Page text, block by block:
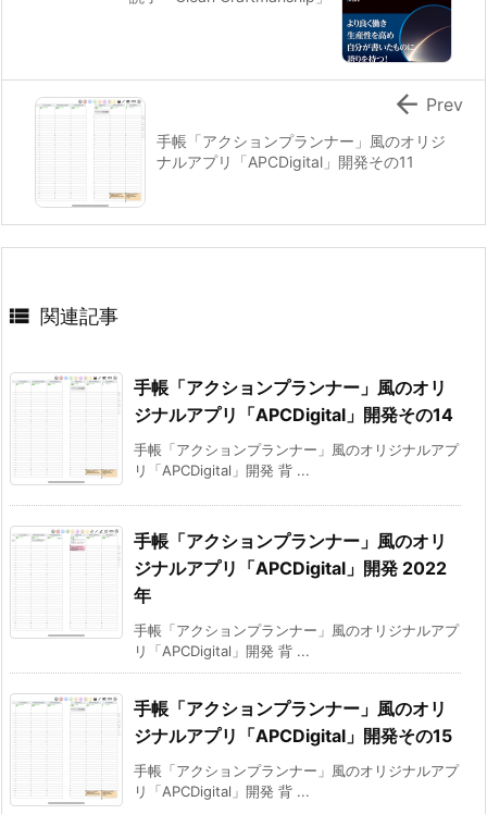
手帳「アクションプランナー」風のオリジ
ナルアプリ「APCDigital」開発その11
 Prev
 関連記事
手帳「アクションプランナー」風のオリ
ジナルアプリ「APCDigital」開発その14
手帳「アクションプランナー」風のオリジナルアプ
リ「APCDigital」開発 背 ...
手帳「アクションプランナー」風のオリ
ジナルアプリ「APCDigital」開発 2022
年
手帳「アクションプランナー」風のオリジナルアプ
リ「APCDigital」開発 背 ...
手帳「アクションプランナー」風のオリ
ジナルアプリ「APCDigital」開発その15
手帳「アクションプランナー」風のオリジナルアプ
リ「APCDigital」開発 背 ...